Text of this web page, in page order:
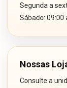
Segunda a
Sábado: 09:00
Nossas
Consulte a